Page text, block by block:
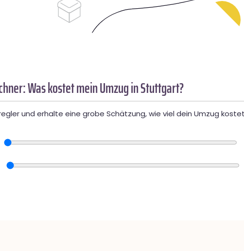
Was kostet mein Umzug in Stuttgart?
und erhalte eine grobe Schätzung, wie viel dein Umzug